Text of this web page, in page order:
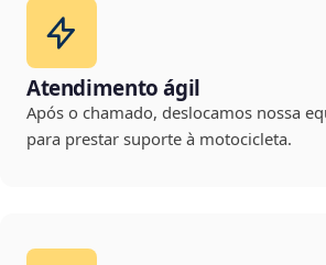
Atendimento ágil
Após o chamado, deslocamos nossa
para prestar suporte à motocicleta.